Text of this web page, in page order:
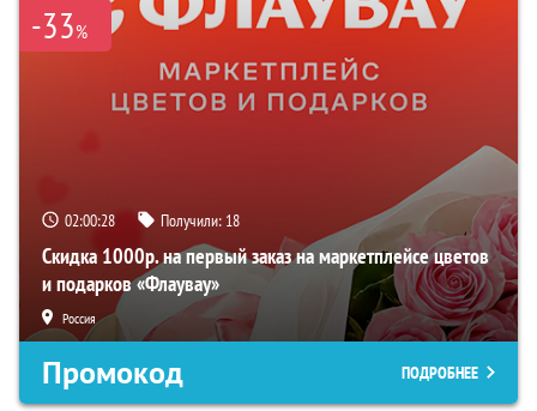
-33%
02:00:27 Получили: 18
Скидка 1000р. на первый заказ на маркетплейсе цветов
и подарков «Флаувау»
Россия
Промокод ПОДРОБНЕЕ